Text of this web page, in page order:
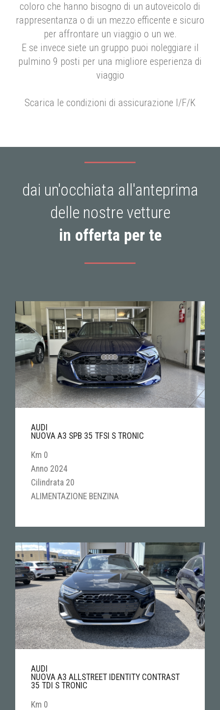
coloro che hanno bisogno di un autoveicolo di
rappresentanza o di un mezzo efficente e sicuro
per affrontare un viaggio o un we.
E se invece siete un gruppo puoi noleggiare il
pulmino 9 posti per una migliore esperienza di
viaggio
Scarica le condizioni di assicurazione I/F/K
dai un'occhiata all'anteprima
delle nostre vetture
in offerta per te
AUDI
NUOVA A3 SPB 35 TFSI S TRONIC
Km 0
Anno 2024
Cilindrata 20
ALIMENTAZIONE BENZINA
AUDI
NUOVA A3 ALLSTREET IDENTITY CONTRAST
35 TDI S TRONIC
Km 0